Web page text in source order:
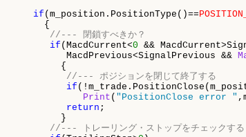
if (m_position.PositionType()==
//--- 閉鎖すべきか？
if (MacdCurrent<0 &&
&&
//--- ポジションを閉じて終了する
if
Print ( "PositionClose error "
return ;
//--- トレーリング・ストップをチェックする